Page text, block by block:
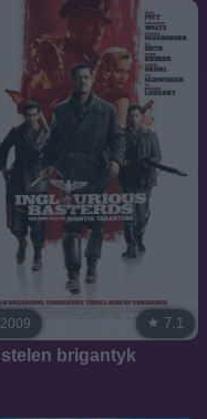
2009 7.1
brigantyk